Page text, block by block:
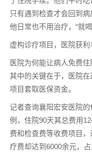
只有遇到检查才会回到
他日常也不用治疗，“就
虚构诊疗项目，医院获利
医院为何能让病人免费
其中的关键在于，医院
项目套取医保资金。
记者查询襄阳宏安医院
例，住院90天其总费用
费和检查费等收费项目
疗费却达到6000余元，